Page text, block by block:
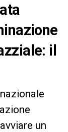
il
un